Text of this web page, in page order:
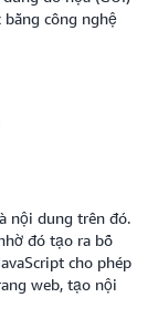
công nghệ
nội dung trên đó.
đó tạo ra bố
cho phép
web, tạo nội